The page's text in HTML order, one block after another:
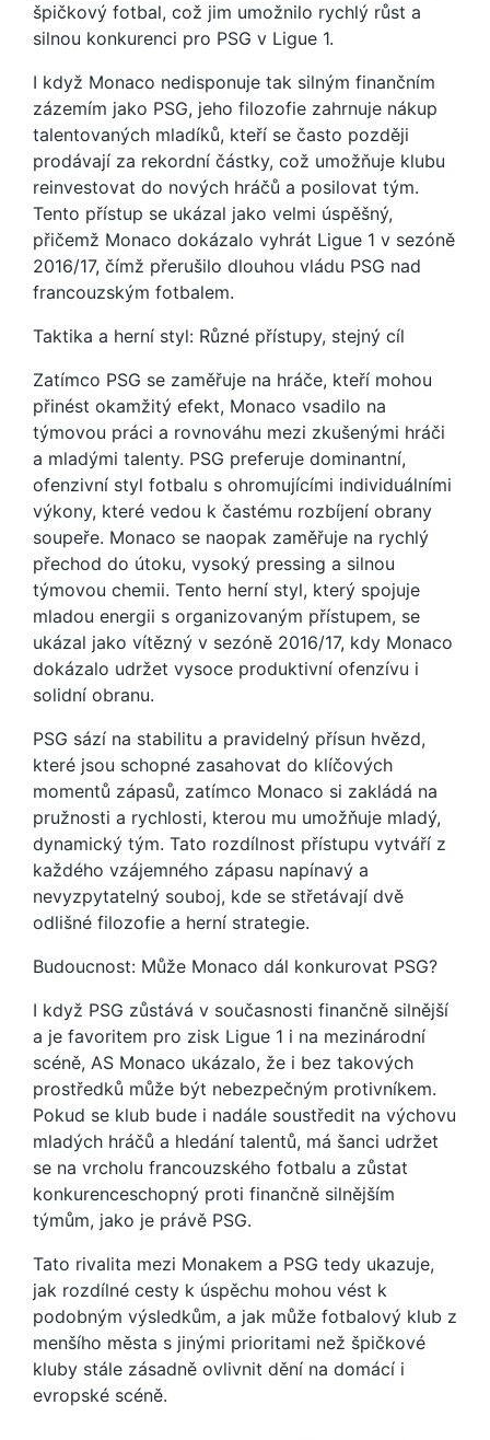
špičkový fotbal, což jim umožnilo rychlý růst a
silnou konkurenci pro PSG v Ligue 1.
I když Monaco nedisponuje tak silným finančním
zázemím jako PSG, jeho filozofie zahrnuje nákup
talentovaných mladíků, kteří se často později
prodávají za rekordní částky, což umožňuje klubu
reinvestovat do nových hráčů a posilovat tým.
Tento přístup se ukázal jako velmi úspěšný,
přičemž Monaco dokázalo vyhrát Ligue 1 v sezóně
2016/17, čímž přerušilo dlouhou vládu PSG nad
francouzským fotbalem.
Taktika a herní styl: Různé přístupy, stejný cíl
Zatímco PSG se zaměřuje na hráče, kteří mohou
přinést okamžitý efekt, Monaco vsadilo na
týmovou práci a rovnováhu mezi zkušenými hráči
a mladými talenty. PSG preferuje dominantní,
ofenzivní styl fotbalu s ohromujícími individuálními
výkony, které vedou k častému rozbíjení obrany
soupeře. Monaco se naopak zaměřuje na rychlý
přechod do útoku, vysoký pressing a silnou
týmovou chemii. Tento herní styl, který spojuje
mladou energii s organizovaným přístupem, se
ukázal jako vítězný v sezóně 2016/17, kdy Monaco
dokázalo udržet vysoce produktivní ofenzívu i
solidní obranu.
PSG sází na stabilitu a pravidelný přísun hvězd,
které jsou schopné zasahovat do klíčových
momentů zápasů, zatímco Monaco si zakládá na
pružnosti a rychlosti, kterou mu umožňuje mladý,
dynamický tým. Tato rozdílnost přístupu vytváří z
každého vzájemného zápasu napínavý a
nevyzpytatelný souboj, kde se střetávají dvě
odlišné filozofie a herní strategie.
Budoucnost: Může Monaco dál konkurovat PSG?
I když PSG zůstává v současnosti finančně silnější
a je favoritem pro zisk Ligue 1 i na mezinárodní
scéně, AS Monaco ukázalo, že i bez takových
prostředků může být nebezpečným protivníkem.
Pokud se klub bude i nadále soustředit na výchovu
mladých hráčů a hledání talentů, má šanci udržet
se na vrcholu francouzského fotbalu a zůstat
konkurenceschopný proti finančně silnějším
týmům, jako je právě PSG.
Tato rivalita mezi Monakem a PSG tedy ukazuje,
jak rozdílné cesty k úspěchu mohou vést k
podobným výsledkům, a jak může fotbalový klub z
menšího města s jinými prioritami než špičkové
kluby stále zásadně ovlivnit dění na domácí i
evropské scéně.